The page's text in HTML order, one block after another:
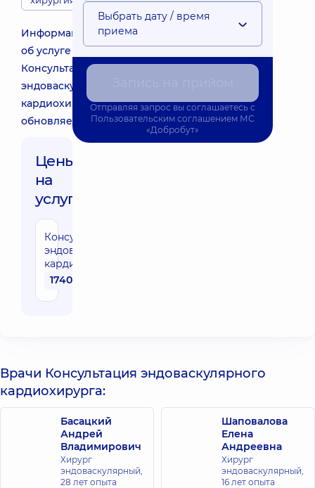
Информация
об услуге
Консультация
эндоваскулярного
кардиохирурга
обновляется.
Цены
на
услуги:
Консультация
эндоваскулярного
кардиохирурга
1740 грн
Выбрать дату / время
приема
Отправляя запрос вы соглашаетесь с
Пользовательским соглашением МС
«Добробут»
Врачи Консультация эндоваскулярного
кардиохирурга:
Басацкий
Андрей
Владимирович
Хирург
эндоваскулярный,
28 лет опыта
Шаповалова
Елена
Андреевна
Хирург
эндоваскулярный,
16 лет опыта